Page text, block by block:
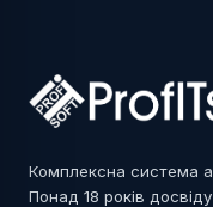
Комплексна система
Понад 18 років